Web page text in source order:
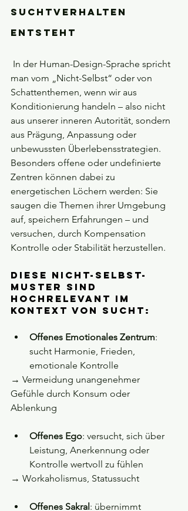
Suchtverhalten
entsteht
man vom „Nicht-Selbst“ oder von
Schattenthemen, wenn wir aus
Konditionierung handeln – also nicht
aus unserer inneren Autorität, sondern
aus Prägung, Anpassung oder
unbewussten Überlebensstrategien.
Besonders offene oder undefinierte
Zentren können dabei zu
energetischen Löchern werden: Sie
saugen die Themen ihrer Umgebung
auf, speichern Erfahrungen – und
versuchen, durch Kompensation
Kontrolle oder Stabilität herzustellen.
Diese Nicht-Selbst-
Muster sind
hochrelevant im
Kontext von Sucht:
Offenes Emotionales Zentrum:
sucht Harmonie, Frieden,
emotionale Kontrolle
→ Vermeidung unangenehmer
Gefühle durch Konsum oder
Ablenkung
Offenes Ego: versucht, sich über
Leistung, Anerkennung oder
Kontrolle wertvoll zu fühlen
→ Workaholismus, Statussucht
Offenes Sakral : übernimmt